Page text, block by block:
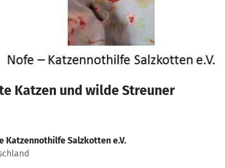
Katzen und wilde Streuner
Katzennothilfe Salzkotten e.V.